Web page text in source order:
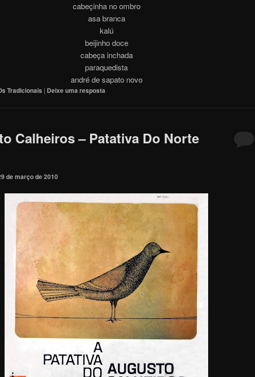
cabeçinha no ombro
asa branca
kalú
beijinho doce
cabeça inchada
paraquedista
andré de sapato novo
Tradicionais | Deixe uma resposta
Calheiros – Patativa Do Norte
de março de 2010